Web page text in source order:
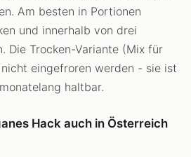
Am besten in Portionen
und innerhalb von drei
Die Trocken-Variante (Mix für
eingefroren werden - sie ist
haltbar.
Hack auch in Österreich